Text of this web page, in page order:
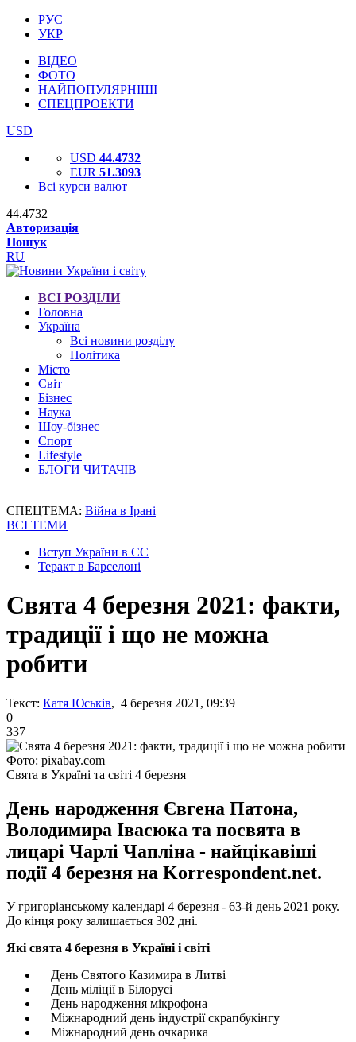
РУС
УКР
ВІДЕО
ФОТО
НАЙПОПУЛЯРНІШІ
СПЕЦПРОЕКТИ
USD
USD 44.4732
EUR 51.3093
Всі курси валют
44.4732
Авторизація
Пошук
RU
ВСІ РОЗДІЛИ
Головна
Україна
Всі новини розділу
Політика
Місто
Світ
Бізнес
Наука
Шоу-бізнес
Спорт
Lifestyle
БЛОГИ ЧИТАЧІВ
СПЕЦТЕМА: Війна в Ірані
ВСІ ТЕМИ
Вступ України в ЄС
Теракт в Барселоні
Свята 4 березня 2021: факти,
традиції і що не можна
робити
Текст: Катя Юськів, 4 березня 2021, 09:39
0
337
Фото: pixabay.com
Свята в Україні та світі 4 березня
День народження Євгена Патона,
Володимира Івасюка та посвята в
лицарі Чарлі Чапліна - найцікавіші
події 4 березня на Korrespondent.net.
У григоріанському календарі 4 березня - 63-й день 2021 року.
До кінця року залишається 302 дні.
Які свята 4 березня в Україні і світі
День Святого Казимира в Литві
День міліції в Білорусі
День народження мікрофона
Міжнародний день індустрії скрапбукінгу
Міжнародний день очкарика